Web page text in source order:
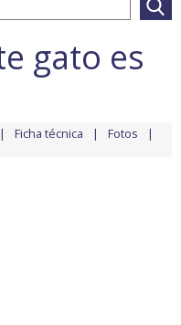
gato es
Ficha técnica Fotos